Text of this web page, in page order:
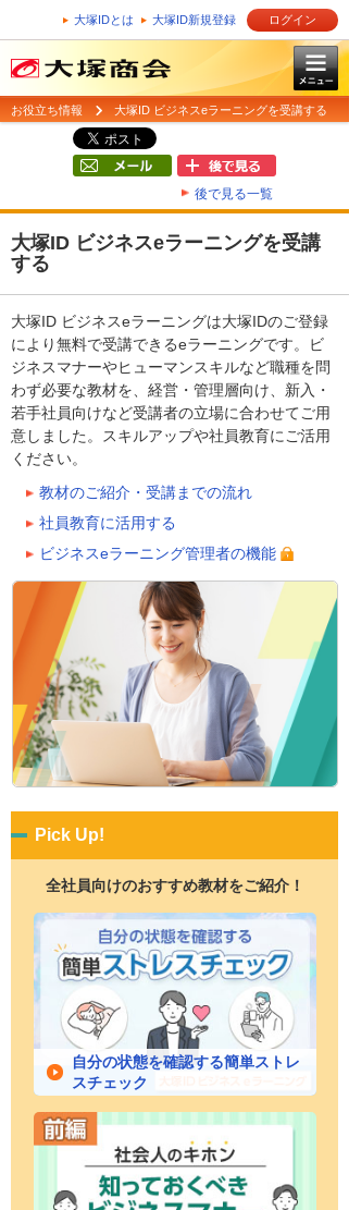
大塚IDとは 大塚ID新規登録 ログイン
お役立ち情報 大塚ID ビジネスeラーニングを受講する
後で見る一覧
大塚ID ビジネスeラーニングを受講
する
大塚ID ビジネスeラーニングは大塚IDのご登録
により無料で受講できるeラーニングです。ビ
ジネスマナーやヒューマンスキルなど職種を問
わず必要な教材を、経営・管理層向け、新入・
若手社員向けなど受講者の立場に合わせてご用
意しました。スキルアップや社員教育にご活用
ください。
教材のご紹介・受講までの流れ
社員教育に活用する
ビジネスeラーニング管理者の機能
Pick Up!
全社員向けのおすすめ教材をご紹介！
自分の状態を確認する簡単ストレ
スチェック